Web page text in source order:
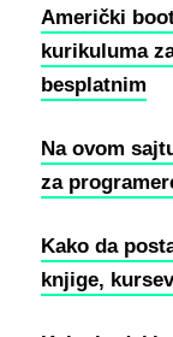
Američki
kurikuluma
besplatnim
Na ovom
za
Kako da
knjige,